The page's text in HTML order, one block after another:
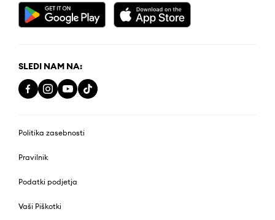
SLEDI NAM NA:
Politika zasebnosti
Pravilnik
Podatki podjetja
Vaši Piškotki